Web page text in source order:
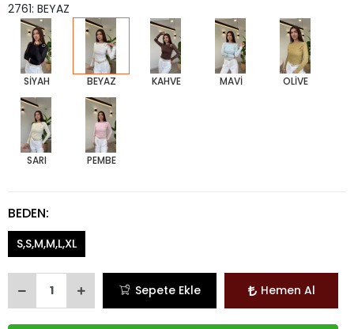
2761: BEYAZ
SİYAH BEYAZ KAHVE MAVİ OLİVE
SARI PEMBE
BEDEN:
S,S,M,M,L,XL
Sepete Ekle Hemen Al